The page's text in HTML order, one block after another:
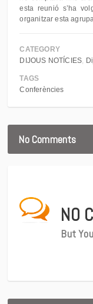
esta reunió s’ha
organitzar esta
CATEGORY
DIJOUS NOTÍCIES
TAGS
Conferències
No Comments
NO
But